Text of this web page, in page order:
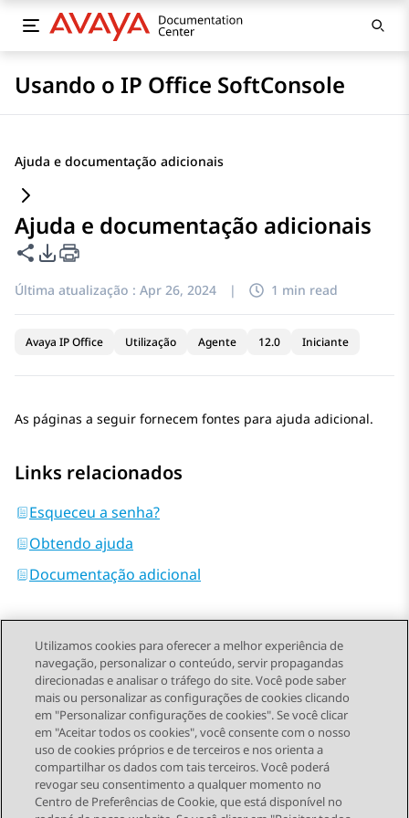
Usando o IP Office SoftConsole
Ajuda e documentação adicionais
Ajuda e documentação adicionais
Compartilhar esta página
Opções de exportação de PDF
Última atualização : Apr 26, 2024 | 1 min read
Avaya IP Office Utilização Agente 12.0 Iniciante
As páginas a seguir fornecem fontes para ajuda adicional.
Links relacionados
Esqueceu a senha?
Obtendo ajuda
Documentação adicional
Send Feedback
Topic navigation
Tópico anterior Próximo tópico
Utilizamos cookies para oferecer a melhor experiência de
navegação, personalizar o conteúdo, servir propagandas
direcionadas e analisar o tráfego do site. Você pode saber
mais ou personalizar as configurações de cookies clicando
em "Personalizar configurações de cookies". Se você clicar
em "Aceitar todos os cookies", você consente com o nosso
uso de cookies próprios e de terceiros e nos orienta a
compartilhar os dados com tais terceiros. Você poderá
revogar seu consentimento a qualquer momento no
Centro de Preferências de Cookie, que está disponível no